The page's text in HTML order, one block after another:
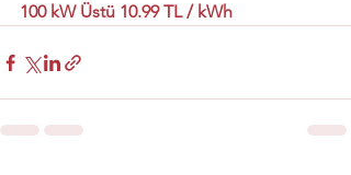
100 kW Üstü 10.99 TL / kWh